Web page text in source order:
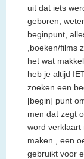
uit dat iets
geboren,
beginpunt,
,boeken/films
het wat
heb je altijd
zoeken een
[begin] punt
men dat zegt
word verklaart
maken , een
gebruikt voor